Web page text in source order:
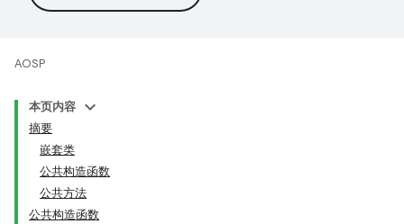
AOSP
本页内容
摘要
嵌套类
公共构造函数
公共方法
公共构造函数